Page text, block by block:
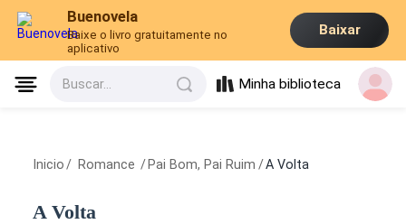
Buenovela
Baixe o livro gratuitamente no
aplicativo
Baixar
Buscar... Minha biblioteca
Inicio / Romance / Pai Bom, Pai Ruim /A Volta
A Volta